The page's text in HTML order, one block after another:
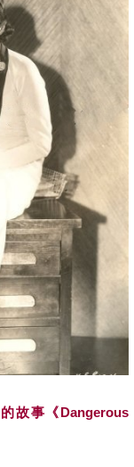
的故事《Dangerous